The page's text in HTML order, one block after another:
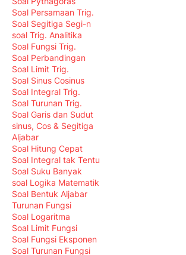
Soal Persamaan Trig.
Soal Segitiga Segi-n
soal Trig. Analitika
Soal Fungsi Trig.
Soal Perbandingan
Soal Limit Trig.
Soal Sinus Cosinus
Soal Integral Trig.
Soal Turunan Trig.
Soal Garis dan Sudut
sinus, Cos & Segitiga
Aljabar
Soal Hitung Cepat
Soal Integral tak Tentu
Soal Suku Banyak
soal Logika Matematik
Soal Bentuk Aljabar
Turunan Fungsi
Soal Logaritma
Soal Limit Fungsi
Soal Fungsi Eksponen
Soal Turunan Fungsi